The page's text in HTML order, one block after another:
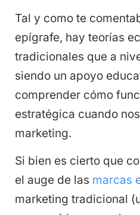
Tal y como te
epígrafe, hay teorías
tradicionales que a
siendo un apoyo
comprender cómo
estratégica cuando
marketing.
Si bien es cierto que
el auge de las marcas
marketing tradicional